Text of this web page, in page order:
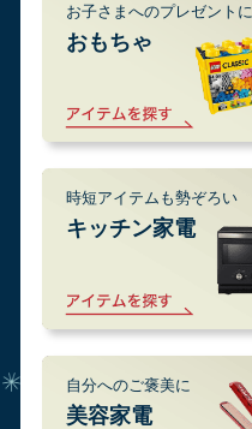
お子さまへのプレゼントに
おもちゃ
時短アイテムも勢ぞろい
キッチン家電
自分へのご褒美に
美容家電